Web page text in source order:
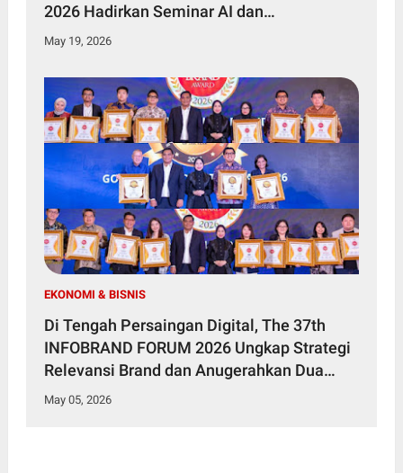
2026 Hadirkan Seminar AI dan
Penghargaan Bergengsi
May 19, 2026
EKONOMI & BISNIS
Di Tengah Persaingan Digital, The 37th
INFOBRAND FORUM 2026 Ungkap Strategi
Relevansi Brand dan Anugerahkan Dua
Penghargaan Bergengsi
May 05, 2026